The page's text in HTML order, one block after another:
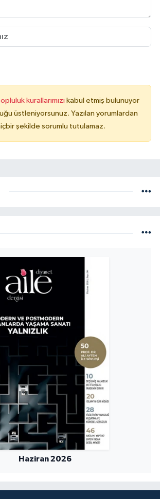
kurallarımızı kabul etmiş bulunuyor
üstleniyorsunuz. Yazılan yorumlardan
şekilde sorumlu tutulamaz.
Haziran 2026
Müftülüğü